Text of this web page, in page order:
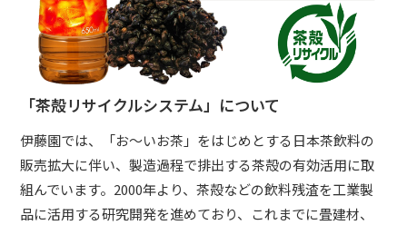
「茶殻リサイクルシステム」について
伊藤園では、「お～いお茶」をはじめとする日本茶飲料の
販売拡大に伴い、製造過程で排出する茶殻の有効活用に取
組んでいます。2000年より、茶殻などの飲料残渣を工業製
品に活用する研究開発を進めており、これまでに畳建材、